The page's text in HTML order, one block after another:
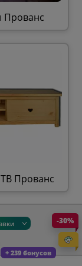
Прованс
Прованс
+ 239 бонусов
-30%